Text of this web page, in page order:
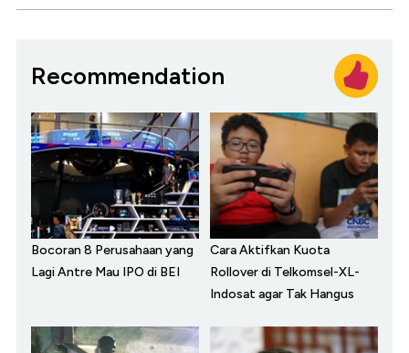
Recommendation
Bocoran 8 Perusahaan yang
Lagi Antre Mau IPO di BEI
Cara Aktifkan Kuota
Rollover di Telkomsel-XL-
Indosat agar Tak Hangus